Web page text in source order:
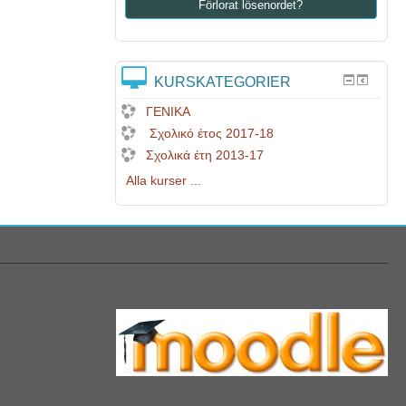
Förlorat lösenordet?
KURSKATEGORIER
ΓΕΝΙΚΑ
Σχολικό έτος 2017-18
Σχολικά έτη 2013-17
Alla kurser